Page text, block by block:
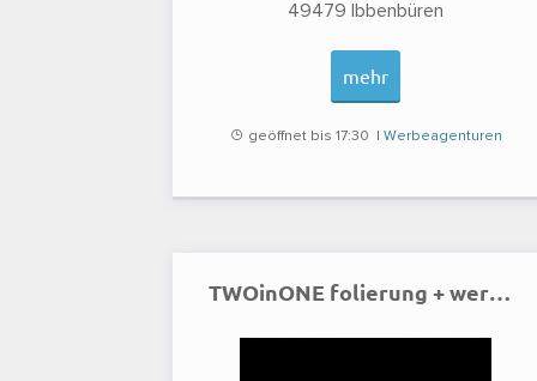
49479
Ibbenbüren
mehr
geöffnet bis 17:30 | Werbeagenturen
TWOinONE folierung + werbetechnik